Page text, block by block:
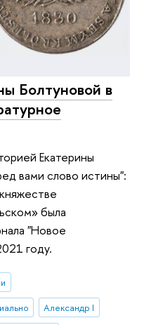
Болтуновой в
Екатерины
вами слово истины":
была
"Новое
году.
Александр I